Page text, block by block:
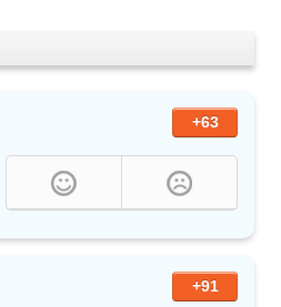
+63
+91